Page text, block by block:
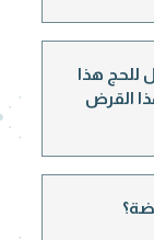
للحج هذا
القرض